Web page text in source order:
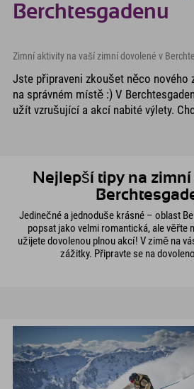
Berchtesgadenu
Zimní aktivity na vaší zimní dovolené v
Jste připraveni zkoušet něco nového
na správném místě :) V
užít vzrušující a akcí nabité výlety.
Nejlepší tipy na
Jedinečné a jednoduše krásné – oblast
popsat jako velmi romantická, ale věřte
užijete dovolenou plnou akcí! V zimě na
zážitky. Připravte se na